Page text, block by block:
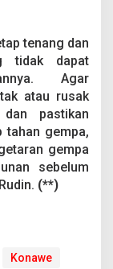
tenang dan
tidak dapat
Agar
atau rusak
pastikan
tahan gempa,
gempa
sebelum
(**)
Konawe